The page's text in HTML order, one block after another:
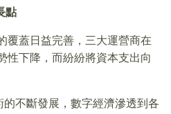
點
覆蓋日益完善，三大運營商在
性下降，而紛紛將資本支出向
不斷發展，數字經濟滲透到各